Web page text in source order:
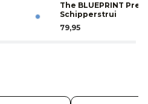
The BLUEPRINT
Schipperstrui
79,95